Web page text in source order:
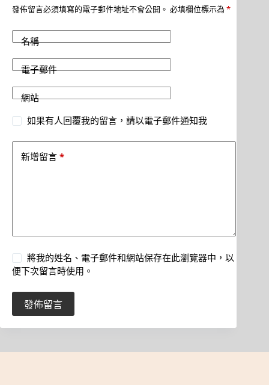
發佈留言必須填寫的電子郵件地址不會公開。 必填欄位標示為 *
名稱
電子郵件
網站
如果有人回覆我的留言，請以電子郵件通知我
新增留言 *
將我的姓名、電子郵件和網站保存在此瀏覽器中，以
便下次留言時使用。
發佈留言